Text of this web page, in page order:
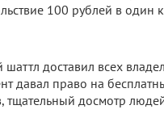
100 рублей в один
доставил всех
давал право на
тщательный досмотр